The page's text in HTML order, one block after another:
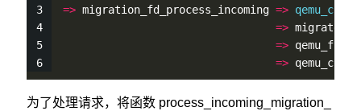
=> migration_fd_process_incoming =>
=>
=>
=>
为了处理请求，将函数 process_incoming_migration_